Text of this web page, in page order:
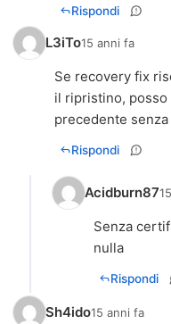
Rispondi
L3iTo15 anni fa
Se recovery fix
il ripristino,
precedente senza
Rispondi
Acidburn87
Senza
nulla
Rispondi
Sh4ido15 anni fa